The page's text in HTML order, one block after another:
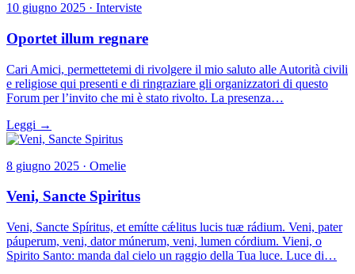
10 giugno 2025 · Interviste
Oportet illum regnare
Cari Amici, permettetemi di rivolgere il mio saluto alle Autorità civili
e religiose qui presenti e di ringraziare gli organizzatori di questo
Forum per l’invito che mi è stato rivolto. La presenza…
Leggi →
8 giugno 2025 · Omelie
Veni, Sancte Spiritus
Veni, Sancte Spíritus, et emítte cǽlitus lucis tuæ rádium. Veni, pater
páuperum, veni, dator múnerum, veni, lumen córdium. Vieni, o
Spirito Santo: manda dal cielo un raggio della Tua luce. Luce di…